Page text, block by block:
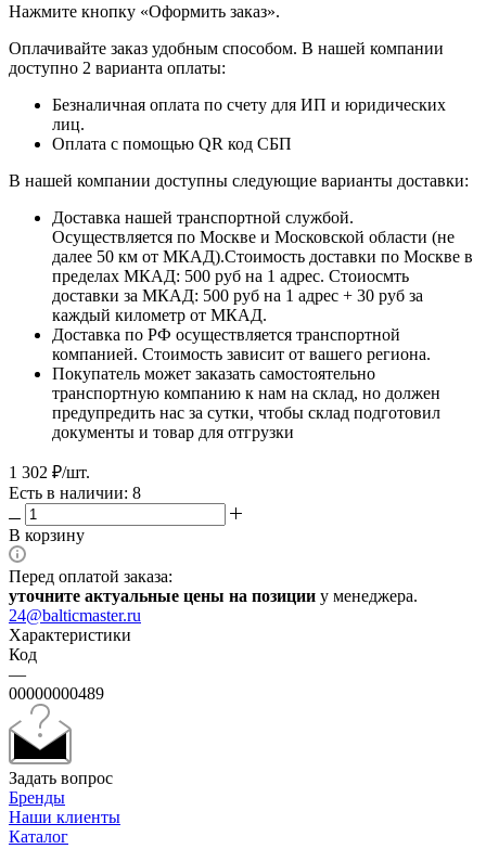
​​​​​​​Нажмите кнопку «Оформить заказ».
Оплачивайте заказ удобным способом. В нашей компании
доступно 2 варианта оплаты:
Безналичная оплата по счету для ИП и юридических
лиц.
Оплата с помощью QR код СБП
В нашей компании доступны следующие варианты доставки:
Доставка нашей транспортной службой.
Осуществляется по Москве и Московской области (не
далее 50 км от МКАД).Стоимость доставки по Москве в
пределах МКАД: 500 руб на 1 адрес. Стоиосмть
доставки за МКАД: 500 руб на 1 адрес + 30 руб за
каждый километр от МКАД.
Доставка по РФ осуществляется транспортной
компанией. Стоимость зависит от вашего региона.
Покупатель может заказать самостоятельно
транспортную компанию к нам на склад, но должен
предупредить нас за сутки, чтобы склад подготовил
документы и товар для отгрузки
1 302 ₽/шт.
Есть в наличии: 8
В корзину
Перед оплатой заказа:
уточните актуальные цены на позиции у менеджера.
24@balticmaster.ru
Характеристики
Код
—
00000000489
Задать вопрос
Бренды
Наши клиенты
Каталог